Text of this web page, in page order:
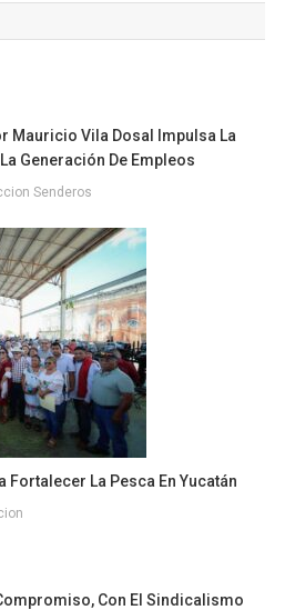
Mauricio Vila Dosal Impulsa La
Generación De Empleos
Senderos
Fortalecer La Pesca En Yucatán
Con El Sindicalismo